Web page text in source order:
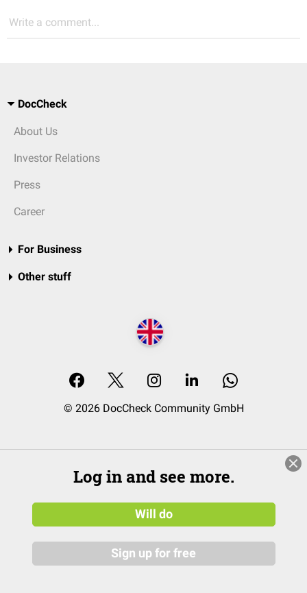
Write a comment...
DocCheck
About Us
Investor Relations
Press
Career
For Business
Other stuff
© 2026 DocCheck Community GmbH
Log in and see more.
Will do
Sign up for free